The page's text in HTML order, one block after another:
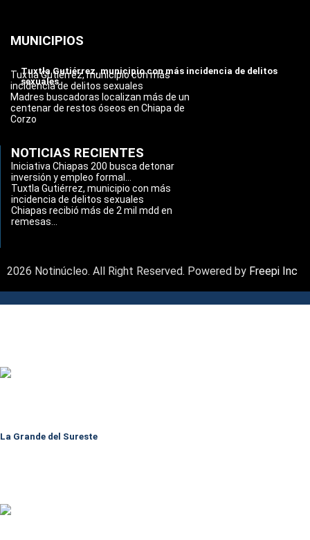
MUNICIPIOS
Tuxtla Gutiérrez, municipio con más incidencia de delitos
sexuales
Tuxtla Gutiérrez, municipio con más
incidencia de delitos sexuales
Madres buscadoras localizan más de un
centenar de restos óseos en Chiapa de
Corzo
NOTICIAS RECIENTES
Iniciativa Chiapas 200 busca detonar
inversión y empleo formal...
Tuxtla Gutiérrez, municipio con más
incidencia de delitos sexuales
Chiapas recibió más de 2 mil mdd en
remesas...
2026 Notinúcleo. All Right Reserved. Powered by Freepi Inc
La Grande del Sureste